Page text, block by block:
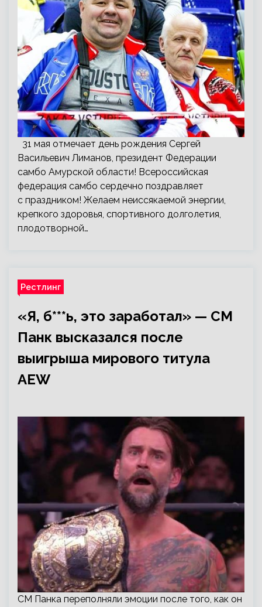
31 мая отмечает день рождения Сергей
Васильевич Лиманов, президент Федерации
самбо Амурской области! Всероссийская
федерация самбо сердечно поздравляет
с праздником! Желаем неиссякаемой энергии,
крепкого здоровья, спортивного долголетия,
плодотворной…
Рестлинг
«Я, б***ь, это заработал» — СМ
Панк высказался после
выигрыша мирового титула
AEW
СМ Панка переполняли эмоции после того, как он